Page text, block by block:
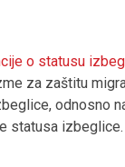
o statusu
za zaštitu
odnosno
statusa izbeglice.